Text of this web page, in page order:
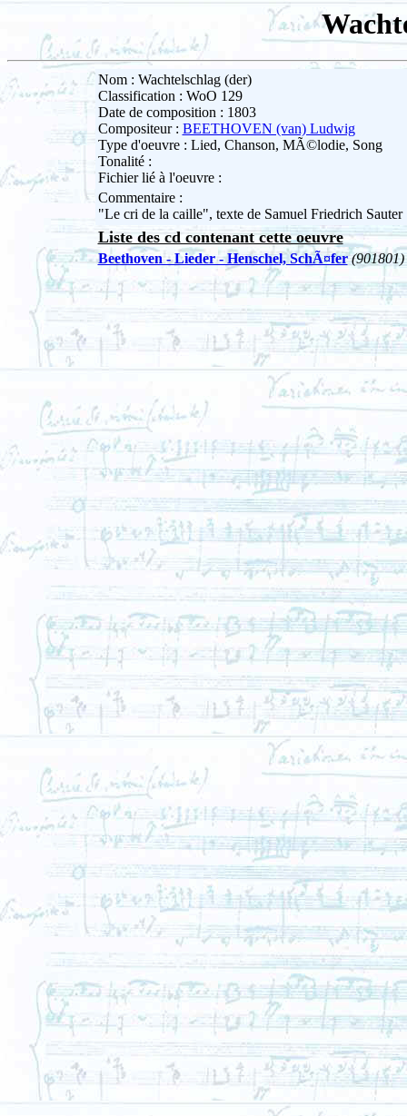
Nom : Wachtelschlag (der)
Classification : WoO 129
Date de composition : 1803
Compositeur : BEETHOVEN (van) Ludwig
Type d'oeuvre : Lied, Chanson, MÃ©lodie, Song
Tonalité :
Fichier lié à l'oeuvre :
Commentaire :
"Le cri de la caille", texte de Samuel Friedrich Sauter
Liste des cd contenant cette oeuvre
Beethoven - Lieder - Henschel, SchÃ¤fer (901801)